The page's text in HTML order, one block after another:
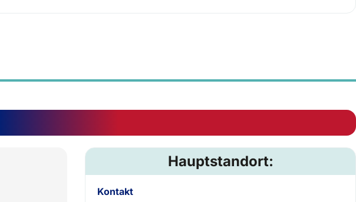
Hauptstandort:
Kontakt